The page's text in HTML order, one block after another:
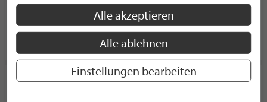
Deutschland
Hartwig & Schwibbe
Alle akzeptieren
Alle ablehnen
Einstellungen bearbeiten